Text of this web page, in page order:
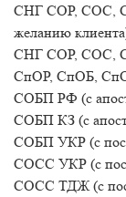
СНГ СОР, СОС,
желанию
СНГ СОР, СОС,
СпОР, СпОБ,
СОБП РФ (с
СОБП КЗ (с
СОБП УКР (с
СОСС УКР (с
СОСС ТДЖ (с